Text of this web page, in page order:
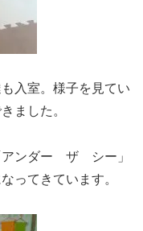
入室。様子を見てい
ました。
アンダー ザ シー」
ってきています。